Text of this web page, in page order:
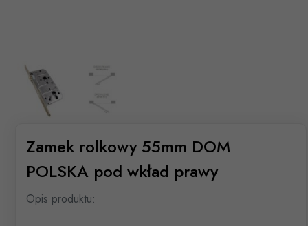
Zamek rolkowy 55mm DOM
POLSKA pod wkład prawy
Opis produktu: